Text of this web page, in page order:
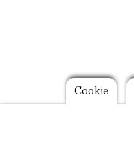
Footer
Cookie